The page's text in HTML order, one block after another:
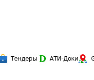
Тендеры АТИ-Доки